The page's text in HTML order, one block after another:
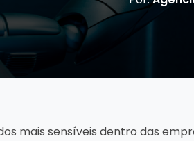
mais sensíveis dentro das